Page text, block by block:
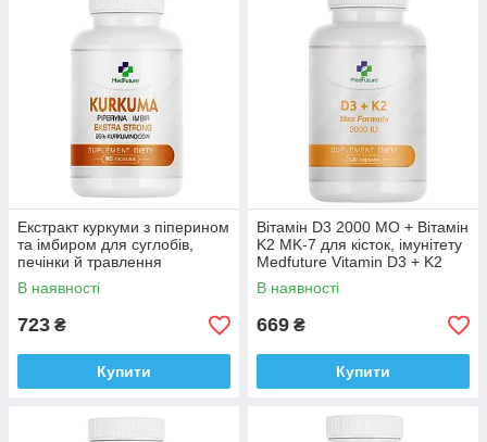
Екстракт куркуми з піперином
та імбиром для суглобів,
печінки й травлення
MedFuture Turmeric 60
таблеток Доставка з ЄС
В наявності
723 ₴
Купити
Вітамін D3 2000 МО + Вітамін
K2 MK-7 для кісток, імунітету
Medfuture Vitamin D3 + K2
Max Formula 120 капсул
Доставка з ЄС
В наявності
669 ₴
Купити